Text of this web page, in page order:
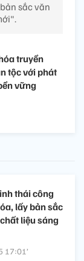
sắc văn
truyền
tộc với phát
vững
thái công
lấy bản sắc
liệu sáng
17:01’